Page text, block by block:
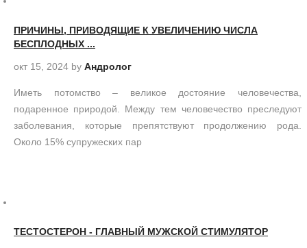
ПРИЧИНЫ, ПРИВОДЯЩИЕ К УВЕЛИЧЕНИЮ ЧИСЛА
БЕСПЛОДНЫХ ...
окт 15, 2024 by Андролог
Иметь потомство – великое достояние человечества,
подаренное природой. Между тем человечество преследуют
заболевания, которые препятствуют продолжению рода.
Около 15% супружеских пар
ТЕСТОСТЕРОН - ГЛАВНЫЙ МУЖСКОЙ СТИМУЛЯТОР